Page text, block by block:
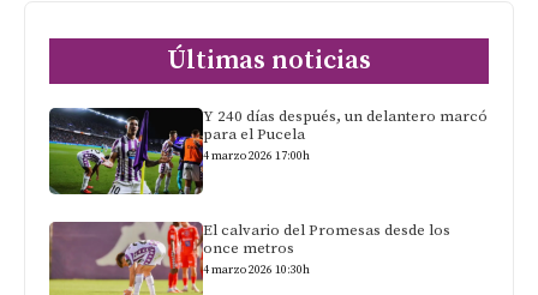
Últimas noticias
Y 240 días después, un delantero marcó
para el Pucela
4 marzo 2026 17:00h
El calvario del Promesas desde los
once metros
4 marzo 2026 10:30h